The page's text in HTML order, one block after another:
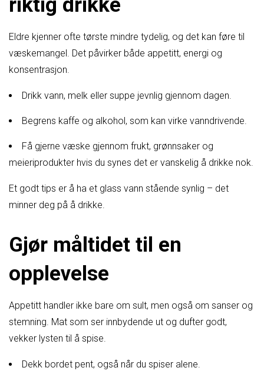
Eldre kjenner ofte tørste mindre tydelig, og det kan føre til
væskemangel. Det påvirker både appetitt, energi og
konsentrasjon.
Drikk vann, melk eller suppe jevnlig gjennom dagen.
Begrens kaffe og alkohol, som kan virke vanndrivende.
Få gjerne væske gjennom frukt, grønnsaker og
meieriprodukter hvis du synes det er vanskelig å drikke nok.
Et godt tips er å ha et glass vann stående synlig – det
minner deg på å drikke.
Gjør måltidet til en
opplevelse
Appetitt handler ikke bare om sult, men også om sanser og
stemning. Mat som ser innbydende ut og dufter godt,
vekker lysten til å spise.
Dekk bordet pent, også når du spiser alene.